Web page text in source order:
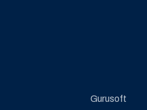
Gurusoft